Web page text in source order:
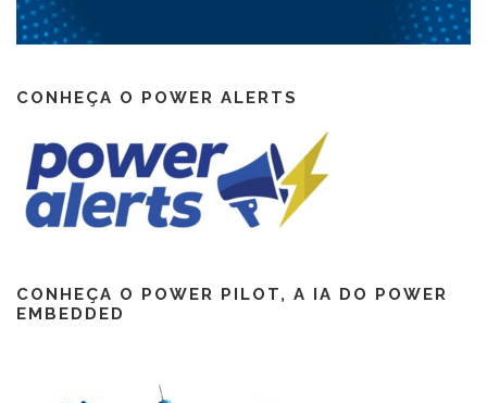
CONHEÇA O POWER ALERTS
CONHEÇA O POWER PILOT, A IA DO POWER
EMBEDDED